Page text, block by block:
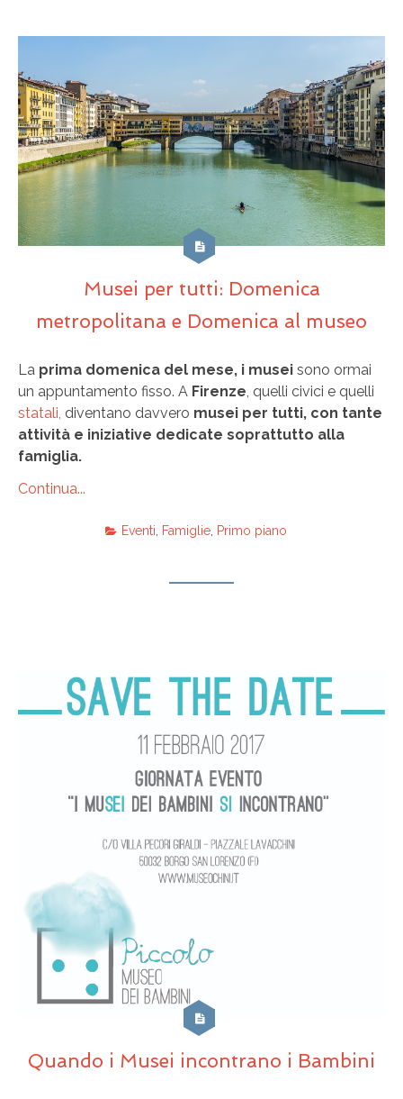
Musei per tutti: Domenica
metropolitana e Domenica al museo
La prima domenica del mese, i musei sono ormai
un appuntamento fisso. A Firenze , quelli civici e quelli
statali, diventano davvero musei per tutti, con tante
attività e iniziative dedicate soprattutto alla
famiglia.
Continua...
Eventi Famiglie, Primo piano
Quando i Musei incontrano i Bambini